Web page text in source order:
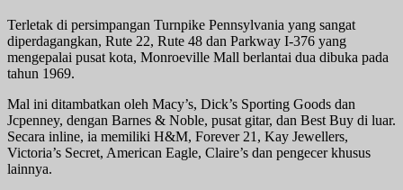
Terletak di persimpangan Turnpike Pennsylvania yang sangat
diperdagangkan, Rute 22, Rute 48 dan Parkway I-376 yang
mengepalai pusat kota, Monroeville Mall berlantai dua dibuka pada
tahun 1969.
Mal ini ditambatkan oleh Macy’s, Dick’s Sporting Goods dan
Jcpenney, dengan Barnes & Noble, pusat gitar, dan Best Buy di luar.
Secara inline, ia memiliki H&M, Forever 21, Kay Jewellers,
Victoria’s Secret, American Eagle, Claire’s dan pengecer khusus
lainnya.